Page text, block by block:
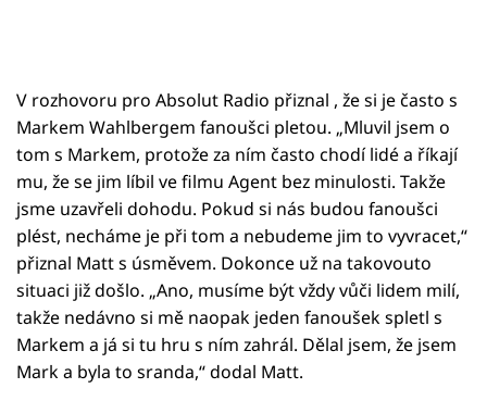
V rozhovoru pro Absolut Radio přiznal , že si je často s
Markem Wahlbergem fanoušci pletou. „Mluvil jsem o
tom s Markem, protože za ním často chodí lidé a říkají
mu, že se jim líbil ve filmu Agent bez minulosti. Takže
jsme uzavřeli dohodu. Pokud si nás budou fanoušci
plést, necháme je při tom a nebudeme jim to vyvracet,“
přiznal Matt s úsměvem. Dokonce už na takovouto
situaci již došlo. „Ano, musíme být vždy vůči lidem milí,
takže nedávno si mě naopak jeden fanoušek spletl s
Markem a já si tu hru s ním zahrál. Dělal jsem, že jsem
Mark a byla to sranda,“ dodal Matt.